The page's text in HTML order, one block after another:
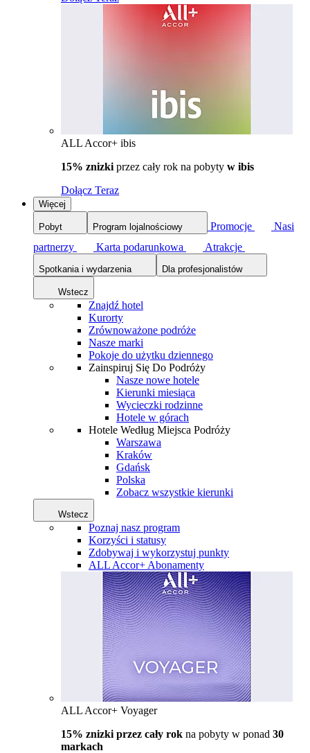
ALL Accor+ ibis
15% znizki przez cały rok na pobyty w ibis
Dołącz Teraz
Więcej
Pobyt Program lojalnościowy Promocje
Nasi
partnerzy
Karta podarunkowa Atrakcje
Spotkania i wydarzenia Dla profesjonalistów
Wstecz
Znajdź hotel
Kurorty
Zrównoważone podróże
Nasze marki
Pokoje do użytku dziennego
Zainspiruj Się Do Podróży
Nasze nowe hotele
Kierunki miesiąca
Wycieczki rodzinne
Hotele w górach
Hotele Według Miejsca Podróży
Warszawa
Kraków
Gdańsk
Polska
Zobacz wszystkie kierunki
Wstecz
Poznaj nasz program
Korzyści i statusy
Zdobywaj i wykorzystuj punkty
ALL Accor+ Abonamenty
ALL Accor+ Voyager
15% znizki przez cały rok na pobyty w ponad 30
markach